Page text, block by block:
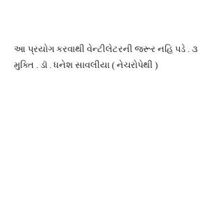
આ પ્રયોગ કરવાથી વેન્ટીલેટરની જરૂર નહિ પડે . ૩
મુક્તિ . ડૉ . ધનેશ સાવલીયા ( નેચરોપેથી )